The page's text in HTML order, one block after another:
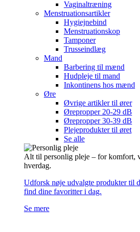
Vaginaltræning
Menstruationsartikler
Hygiejnebind
Menstruationskop
Tamponer
Trusseindlæg
Mand
Barbering til mænd
Hudpleje til mand
Inkontinens hos mænd
Øre
Øvrige artikler til ører
Ørepropper 20-29 dB
Ørepropper 30-39 dB
Plejeprodukter til øret
Se alle
Alt til personlig pleje – for komfort,
hverdag.
Udforsk nøje udvalgte produkter til
find dine favoritter i dag.
Se mere